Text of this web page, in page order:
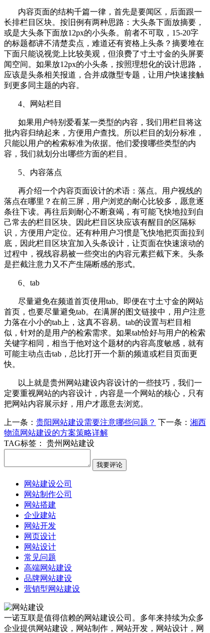
内容页面的结构千篇一律，首先是要闻区，后面跟一
长排栏目区块。按旧例有两种思路：大头条下面放摘要，
或是大头条下面放12px的小头条。前者不可取，15-20字
的标题都讲不清楚卖点，难道还有资格上头条？摘要堆在
下面只能说视觉上比较美观，但浪费了寸土寸金的头屏要
闻空间。如果放12px的小头条，按照理想化的设计思路，
应该是头条相关报道，合并成微型专题，让用户快速接触
到更多同主题的内容。
4、网站栏目
如果用户特别爱看某一类型的内容，我们用栏目将这
批内容归纳起来，方便用户查找。所以栏目的划分标准，
只能以用户的检索标准为依据。他们爱搜哪些类型的内
容，我们就划分出哪些方面的栏目。
5、内容落点
再介绍一个内容页面设计的术语：落点。用户视线的
落点在哪里？在前三屏，用户浏览的耐心比较多，愿意逐
条往下读。再往后则耐心不断衰竭，有可能飞快地拉到自
己常去的栏目区块。因此栏目区块应该有醒目的区隔标
识，方便用户定位。还有种用户习惯是飞快地把页面拉到
底，因此栏目区块宜加入头条设计，让页面在快速滚动的
过程中，视线容易被一些突出的内容元素拦截下来。头条
是拦截注意力又不产生隔断感的形式。
6、tab
尽量避免在频道首页使用tab。即便在寸土寸金的网站
首页，也要尽量避免tab。在满屏的图文链接中，用户注意
力落在小小的tab上，这真不容易。tab的设置与栏目相
似，针对的是用户的检索需求。如果tab恰好与用户的检索
关键字相同，相当于他对这个题材的内容高度敏感，就有
可能主动点击tab，总比打开一个新的频道或栏目页面更
快。
以上就是贵州网站建设内容设计的一些技巧，我们一
定要重视网站的内容设计，内容是一个网站的核心，只有
把网站内容展示好，用户才愿意去浏览。
上一条： 贵阳网站建设需要注意哪些问题？ 下一条： 湘西
物流网站建设的方案策略详解
TAG标签：
贵州网站建设
网站建设公司
网站制作公司
网站搭建
企业建站
网站开发
网页设计
网站设计
常见问题
高端网站建设
品牌网站建设
营销型网站建设
一诺互联是值得信赖的网站建设公司。多年来持续为众多
企业提供网站建设，网站制作，网站开发，网站设计，网